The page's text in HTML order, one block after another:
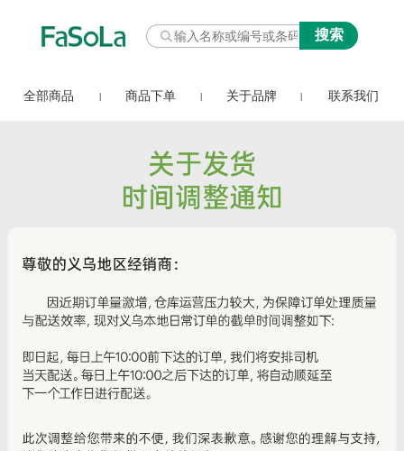
全部商品 商品下单 关于品牌 联系我们